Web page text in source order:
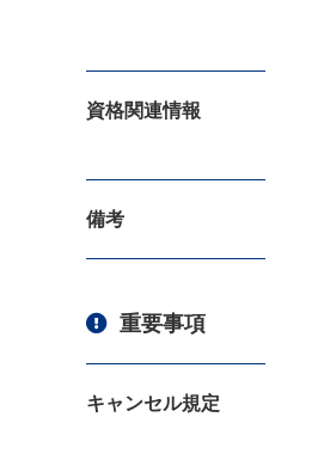
資格関連情報
備考
重要事項
キャンセル規定